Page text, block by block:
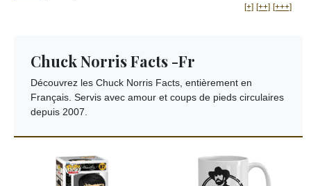
[+] [++] [+++]
Chuck Norris Facts -Fr
Découvrez les Chuck Norris Facts, entièrement en
Français. Servis avec amour et coups de pieds circulaires
depuis 2007.